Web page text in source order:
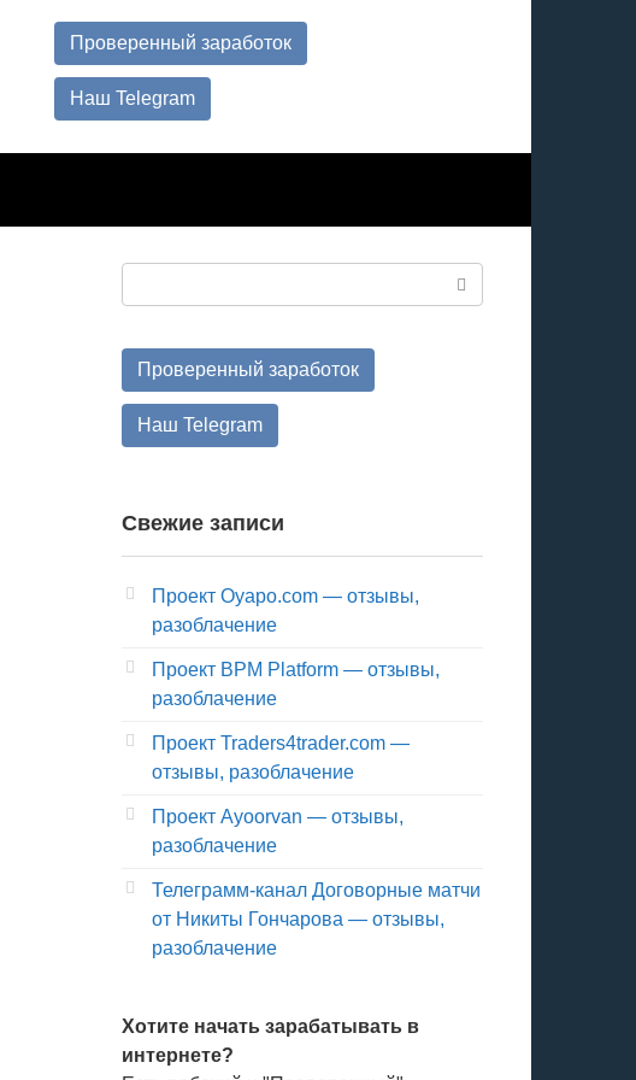
Проверенный заработок
Наш Telegram
Проверенный заработок
Наш Telegram
Свежие записи
Проект Oyapo.com — отзывы,
разоблачение
Проект BPM Platform — отзывы,
разоблачение
Проект Traders4trader.com —
отзывы, разоблачение
Проект Ayoorvan — отзывы,
разоблачение
Телеграмм-канал Договорные матчи
от Никиты Гончарова — отзывы,
разоблачение
Хотите начать зарабатывать в
интернете?